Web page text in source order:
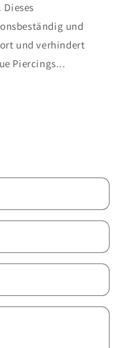
und
und verhindert
Piercings...